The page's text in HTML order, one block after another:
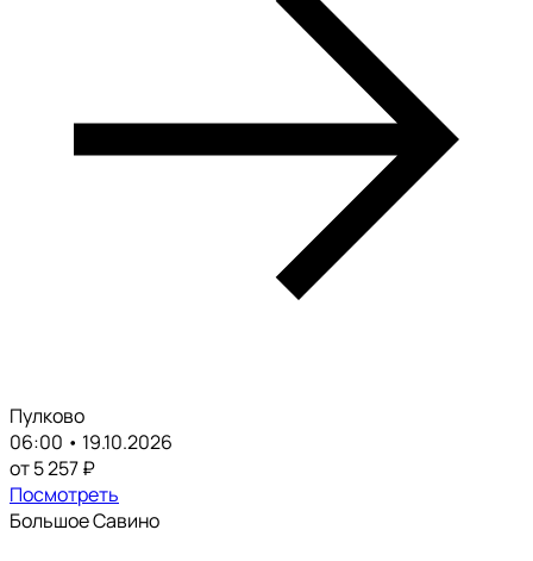
Пулково
06:00 • 19.10.2026
от 5 257 ₽
Посмотреть
Большое Савино